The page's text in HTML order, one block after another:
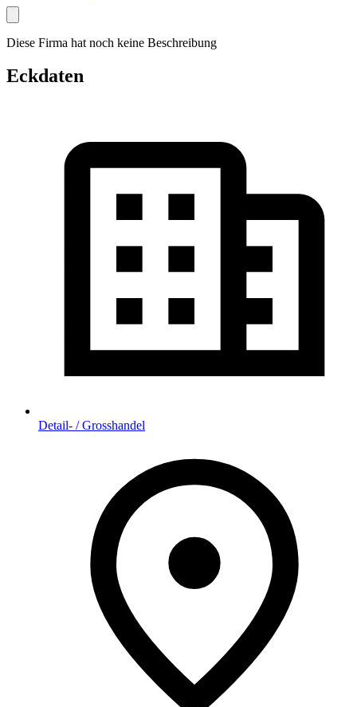
Diese Firma hat noch keine Beschreibung
Eckdaten
Detail- / Grosshandel